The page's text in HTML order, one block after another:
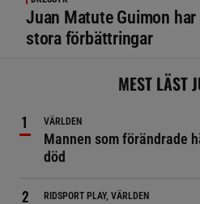
Juan Matute Guimon
stora förbättringar
MEST LÄST
VÄRLDEN
Mannen som förändrade
död
RIDSPORT PLAY, VÄRLDEN